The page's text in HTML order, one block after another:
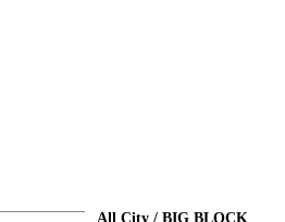
All City / BIG BLOCK